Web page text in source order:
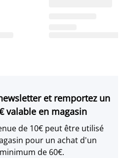
et remportez un
valable en magasin
de 10€ peut être utilisé
pour un achat d'un
de 60€.